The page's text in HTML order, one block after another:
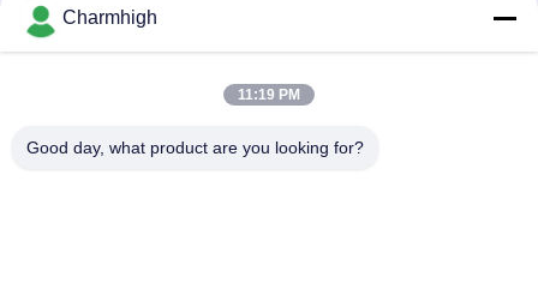
SMT kiểm tra máy vận chuyển PCB máy vận chuyển bộ đệm
với chức năng dừng và đi
Băng tải nạp/xả sóng cho máy hàn sóng cho dây chuyền lắp
Charmhigh
11:19 PM
Good day, what product are you looking for?